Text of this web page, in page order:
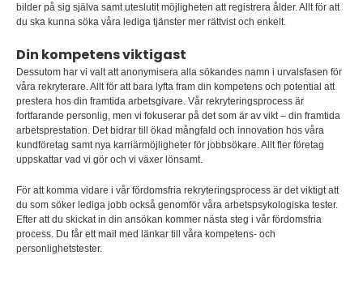
bilder på sig själva samt uteslutit möjligheten att registrera ålder. Allt för att
du ska kunna söka våra lediga tjänster mer rättvist och enkelt.
Din kompetens viktigast
Dessutom har vi valt att anonymisera alla sökandes namn i urvalsfasen för
våra rekryterare. Allt för att bara lyfta fram din kompetens och potential att
prestera hos din framtida arbetsgivare. Vår rekryteringsprocess är
fortfarande personlig, men vi fokuserar på det som är av vikt – din framtida
arbetsprestation. Det bidrar till ökad mångfald och innovation hos våra
kundföretag samt nya karriärmöjligheter för jobbsökare. Allt fler företag
uppskattar vad vi gör och vi växer lönsamt.
För att komma vidare i vår fördomsfria rekryteringsprocess är det viktigt att
du som söker lediga jobb också genomför våra arbetspsykologiska tester.
Efter att du skickat in din ansökan kommer nästa steg i vår fördomsfria
process. Du får ett mail med länkar till våra kompetens- och
personlighetstester.